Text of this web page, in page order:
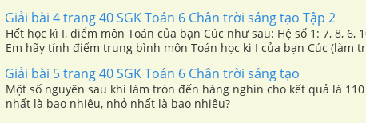
Giải bài 4 trang 40 SGK Toán 6 Chân trời sáng tạo Tập 2
Hết học kì I, điểm môn Toán của bạn Cúc như sau: Hệ số 1: 7, 8, 6,
Em hãy tính điểm trung bình môn Toán học kì I của bạn Cúc (làm
Giải bài 5 trang 40 SGK Toán 6 Chân trời sáng tạo
Một số nguyên sau khi làm tròn đến hàng nghìn cho kết quả là
nhất là bao nhiêu, nhỏ nhất là bao nhiêu?